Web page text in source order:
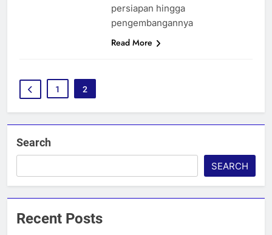
persiapan hingga
pengembangannya
Read More
1 2
Search
SEARCH
Recent Posts